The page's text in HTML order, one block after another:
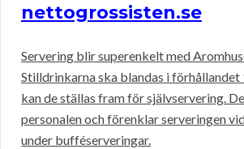
nettogrossisten.se
Servering blir superenkelt med
Stilldrinkarna ska blandas i förhållandet
kan de ställas fram för självservering.
personalen och förenklar serveringen
under bufféserveringar.